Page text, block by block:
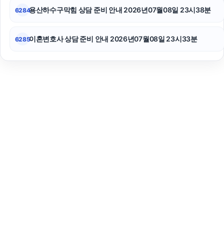
6284용산하수구막힘 상담 준비 안내 2026년07월08일 23시38분
6285이혼변호사 상담 준비 안내 2026년07월08일 23시33분